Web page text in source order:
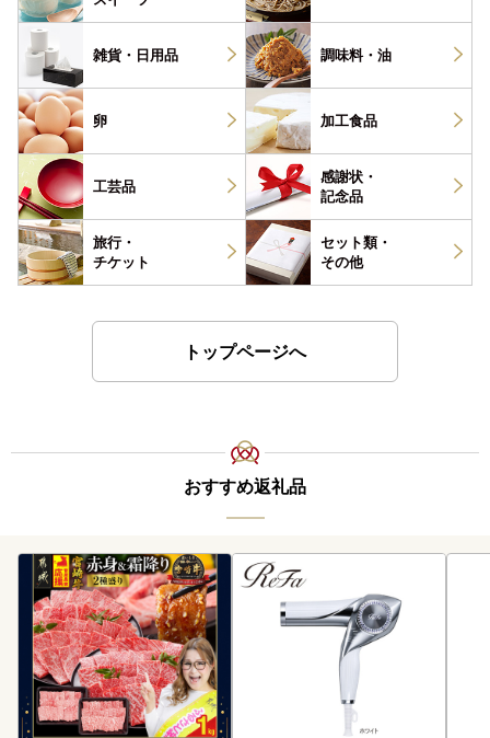
雑貨・ 日用品 調味料・ 油
卵 加工食品
工芸品
感謝状・
記念品
旅行・
チケット
セット類・
その他
トップページへ
おすすめ返礼品